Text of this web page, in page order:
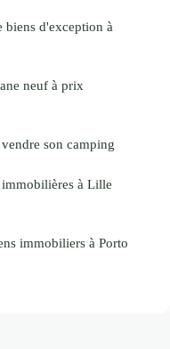
biens d'exception à
neuf à prix
son camping
à Lille
immobiliers à Porto